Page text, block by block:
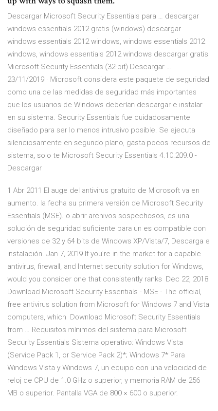
Descargar Microsoft Security Essentials para … descargar
windows essentials 2012 gratis (windows) descargar
windows essentials 2012 windows, windows essentials 2012
windows, windows essentials 2012 windows descargar gratis
Microsoft Security Essentials (32-bit) Descargar …
23/11/2019 · Microsoft considera este paquete de seguridad
como una de las medidas de seguridad más importantes
que los usuarios de Windows deberían descargar e instalar
en su sistema. Security Essentials fue cuidadosamente
diseñado para ser lo menos intrusivo posible. Se ejecuta
silenciosamente en segundo plano, gasta pocos recursos de
sistema, solo te Microsoft Security Essentials 4.10.209.0 -
Descargar
1 Abr 2011 El auge del antivirus gratuito de Microsoft va en
aumento. la fecha su primera versión de Microsoft Security
Essentials (MSE). o abrir archivos sospechosos, es una
solución de seguridad suficiente para un es compatible con
versiones de 32 y 64 bits de Windows XP/Vista/7, Descarga e
instalación. Jan 7, 2019 If you're in the market for a capable
antivirus, firewall, and Internet security solution for Windows,
would you consider one that consistently ranks Dec 22, 2018
Download Microsoft Security Essentials - MSE - The official,
free antivirus solution from Microsoft for Windows 7 and Vista
computers, which Download Microsoft Security Essentials
from … Requisitos mínimos del sistema para Microsoft
Security Essentials Sistema operativo: Windows Vista
(Service Pack 1, or Service Pack 2)*; Windows 7* Para
Windows Vista y Windows 7, un equipo con una velocidad de
reloj de CPU de 1.0 GHz o superior, y memoria RAM de 256
MB o superior. Pantalla VGA de 800 × 600 o superior.